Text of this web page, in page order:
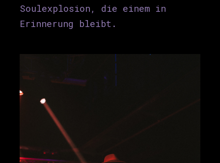
Soulexplosion, die einem in
Erinnerung bleibt.